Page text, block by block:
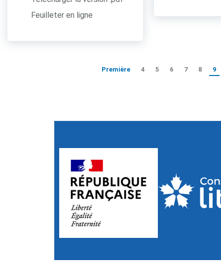
Feuilleter en ligne
Première 4 5 6 7 8 9